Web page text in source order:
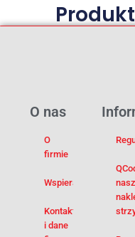
O nas
O
firmie
Wspieramy
Kontakt
i dane